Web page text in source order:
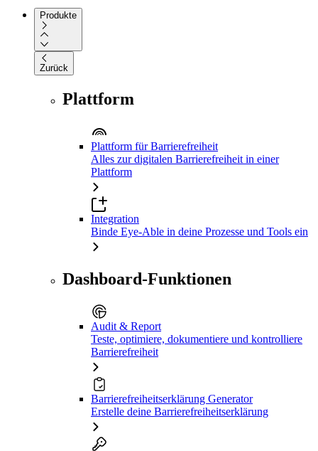
Produkte
Zurück
Plattform
Plattform für Barrierefreiheit
Alles zur digitalen Barrierefreiheit in einer
Plattform
Integration
Binde Eye-Able in deine Prozesse und Tools ein
Dashboard-Funktionen
Audit & Report
Teste, optimiere, dokumentiere und kontrolliere
Barrierefreiheit
Barrierefreiheitserklärung Generator
Erstelle deine Barrierefreiheitserklärung